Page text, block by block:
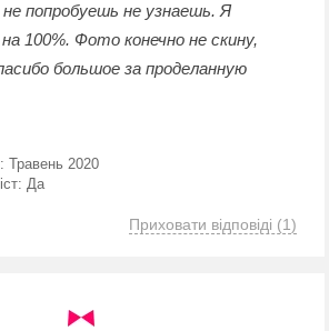
попробуешь не узнаешь. Я
100%. Фото конечно не скину,
большое за проделанную
Травень 2020
Да
Приховати відповіді (1)